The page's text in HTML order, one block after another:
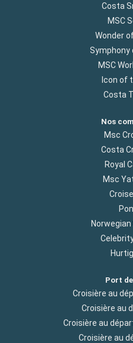
Costa
MSC
Wonder
Symphony
MSC
Icon of
Costa
Nos
Msc
Costa
Royal
Msc
Port
Croisière au
Croisière au
Croisière au
Croisière au